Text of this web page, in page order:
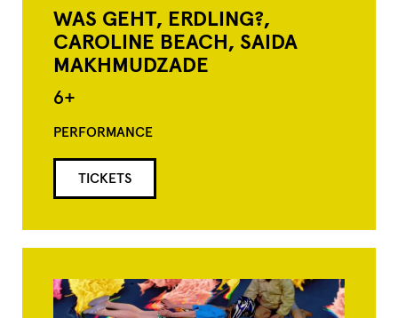
WAS GEHT, ERDLING?,
CAROLINE BEACH, SAIDA
MAKHMUDZADE
6+
TICKETS
PERFORMANCE